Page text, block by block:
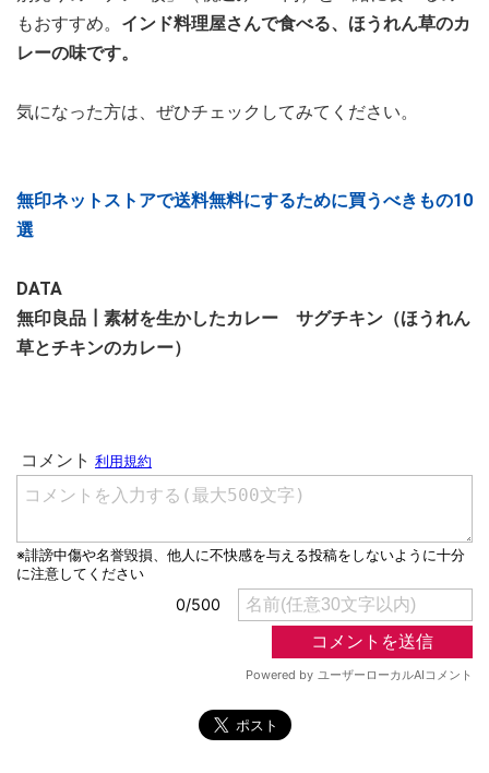
もおすすめ。 インド料理屋さんで食べる、ほうれん草のカ
レーの味です。
気になった方は、ぜひチェックしてみてください。
無印ネットストアで送料無料にするために買うべきもの10
選
DATA
無印良品┃素材を生かしたカレー サグチキン（ほうれん
草とチキンのカレー）